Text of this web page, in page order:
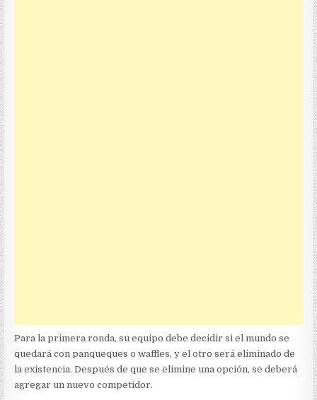
Para la primera ronda, su equipo debe decidir si el mundo se
quedará con panqueques o waffles, y el otro será eliminado de
la existencia. Después de que se elimine una opción, se deberá
agregar un nuevo competidor.